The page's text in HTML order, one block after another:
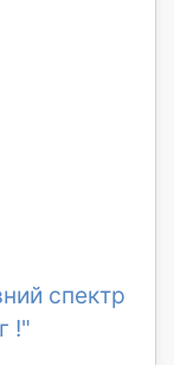
спектр
!"